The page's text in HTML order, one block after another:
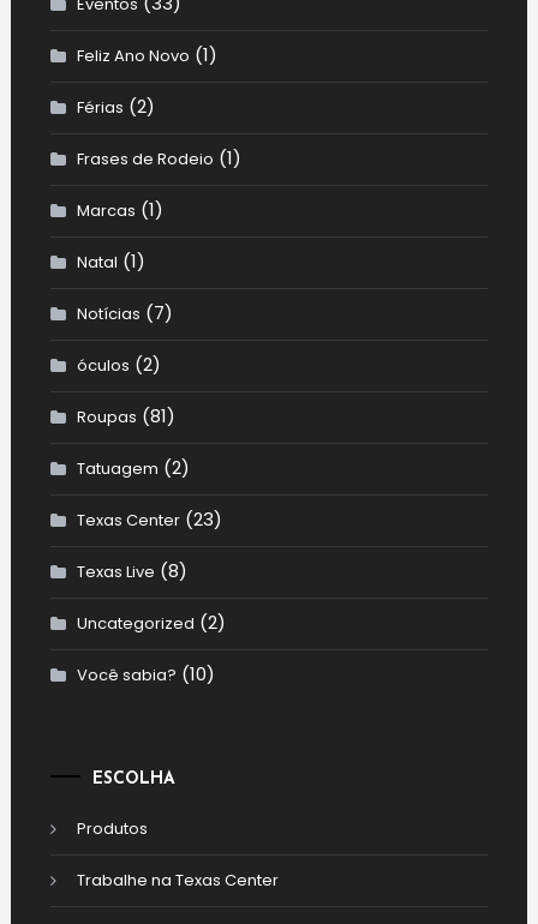
Feliz Ano Novo (1)
Férias (2)
Frases de Rodeio (1)
Marcas (1)
Natal (1)
Notícias (7)
óculos (2)
Roupas (81)
Tatuagem (2)
Texas Center(23)
Texas Live (8)
Uncategorized (2)
Você sabia? (10)
ESCOLHA
Produtos
Trabalhe na Texas Center